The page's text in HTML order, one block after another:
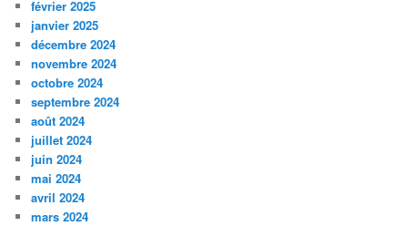
février 2025
janvier 2025
décembre 2024
novembre 2024
octobre 2024
septembre 2024
août 2024
juillet 2024
juin 2024
mai 2024
avril 2024
mars 2024